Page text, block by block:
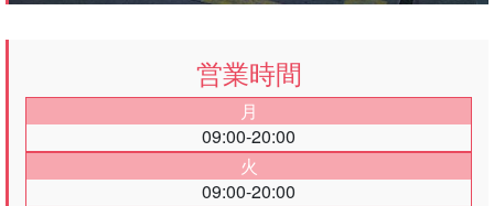
営業時間
月
09:00-20:00
火
09:00-20:00